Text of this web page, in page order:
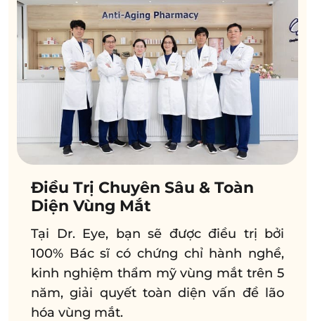
Điều Trị Chuyên Sâu & Toàn
Diện Vùng Mắt
Tại Dr. Eye, bạn sẽ được điều trị bởi
100% Bác sĩ có chứng chỉ hành nghề,
kinh nghiệm thẩm mỹ vùng mắt trên 5
năm, giải quyết toàn diện vấn đề lão
hóa vùng mắt.